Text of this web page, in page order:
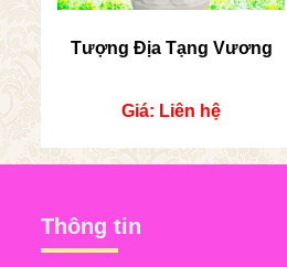
Tượng Địa Tạng Vương
Giá: Liên hệ
Thông tin